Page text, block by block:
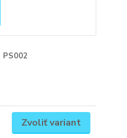
PS002
Zvoliť variant